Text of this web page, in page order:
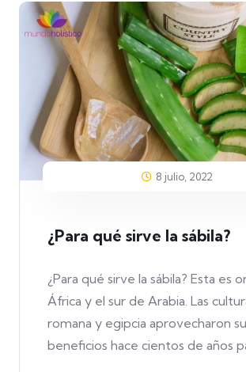
8 julio, 2022
¿Para qué sirve la sábila?
¿Para qué sirve la sábila? Esta es
África y el sur de Arabia. Las
romana y egipcia aprovecharon
beneficios hace cientos de años